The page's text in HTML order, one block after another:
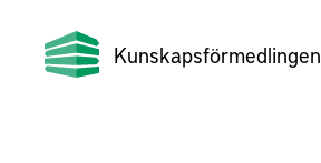
Kunskapsförmedlingen